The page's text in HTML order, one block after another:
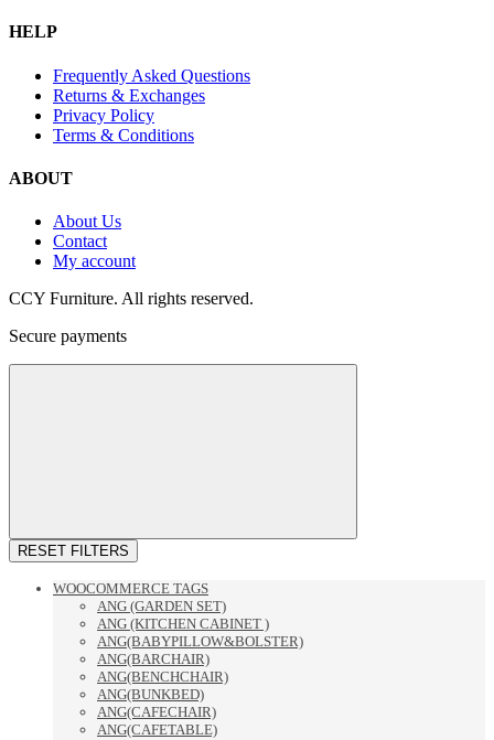
HELP
Frequently Asked Questions
Returns & Exchanges
Privacy Policy
Terms & Conditions
ABOUT
About Us
Contact
My account
CCY Furniture. All rights reserved.
Secure payments
RESET FILTERS
WOOCOMMERCE TAGS
ANG (GARDEN SET)
ANG (KITCHEN CABINET )
ANG(BABYPILLOW&BOLSTER)
ANG(BARCHAIR)
ANG(BENCHCHAIR)
ANG(BUNKBED)
ANG(CAFECHAIR)
ANG(CAFETABLE)